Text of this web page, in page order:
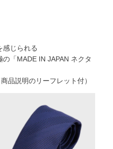
感じられる
「MADE IN JAPAN ネクタ
品説明のリーフレット付）